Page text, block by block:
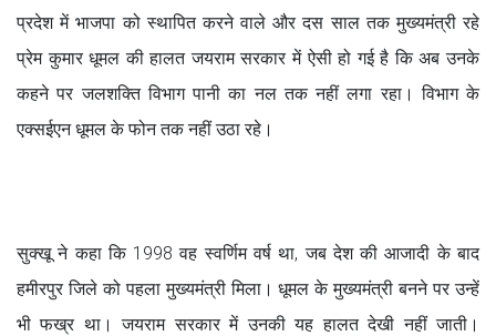
प्रदेश में भाजपा को स्थापित करने वाले और दस साल तक मुख्यमंत्री रहे
प्रेम कुमार धूमल की हालत जयराम सरकार में ऐसी हो गई है कि अब उनके
कहने पर जलशक्ति विभाग पानी का नल तक नहीं लगा रहा। विभाग के
एक्सईएन धूमल के फोन तक नहीं उठा रहे।
सुक्खू ने कहा कि 1998 वह स्वर्णिम वर्ष था, जब देश की आजादी के बाद
हमीरपुर जिले को पहला मुख्यमंत्री मिला। धूमल के मुख्यमंत्री बनने पर उन्हें
भी फख्र था। जयराम सरकार में उनकी यह हालत देखी नहीं जाती।